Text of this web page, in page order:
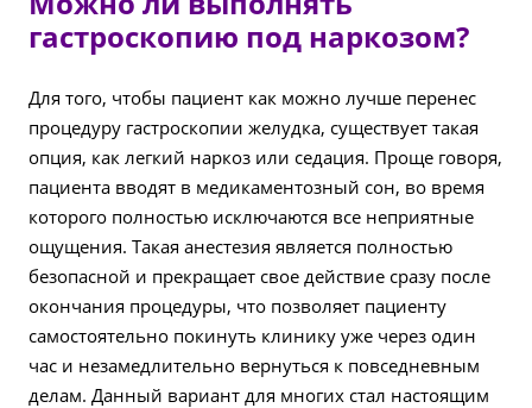
гастроскопию под наркозом?
Для того, чтобы пациент как можно лучше перенес
процедуру гастроскопии желудка, существует такая
опция, как легкий наркоз или седация. Проще говоря,
пациента вводят в медикаментозный сон, во время
которого полностью исключаются все неприятные
ощущения. Такая анестезия является полностью
безопасной и прекращает свое действие сразу после
окончания процедуры, что позволяет пациенту
самостоятельно покинуть клинику уже через один
час и незамедлительно вернуться к повседневным
делам. Данный вариант для многих стал настоящим